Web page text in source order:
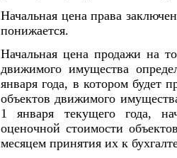
Начальная цена права
понижается.
Начальная цена продажи на
движимого имущества
января года, в котором будет
объектов движимого
1 января текущего года,
оценочной стоимости
месяцем принятия их к